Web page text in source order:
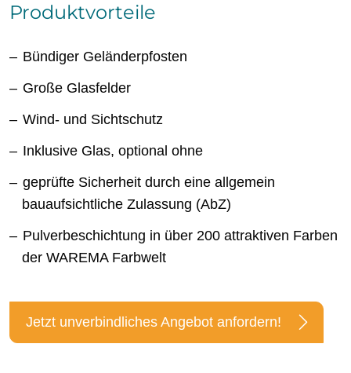
Produktvorteile
Bündiger Geländerpfosten
Große Glasfelder
Wind- und Sichtschutz
Inklusive Glas, optional ohne
geprüfte Sicherheit durch eine allgemein
bauaufsichtliche Zulassung (AbZ)
Pulverbeschichtung in über 200 attraktiven Farben
der WAREMA Farbwelt
Jetzt unverbindliches Angebot anfordern!